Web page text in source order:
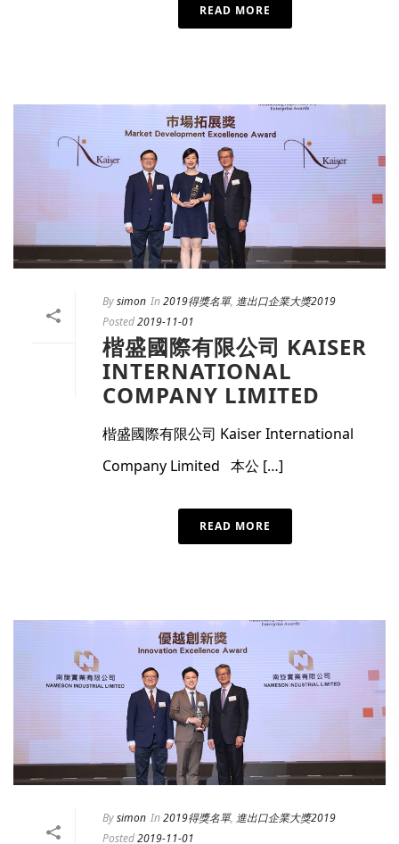
READ MORE
Bysimon In2019得獎名單, 進出口企業大獎2019
Posted2019-11-01
楷盛國際有限公司 KAISER
INTERNATIONAL
COMPANY LIMITED
楷盛國際有限公司 Kaiser International
Company Limited 本公 […]
READ MORE
Bysimon In2019得獎名單, 進出口企業大獎2019
Posted2019-11-01